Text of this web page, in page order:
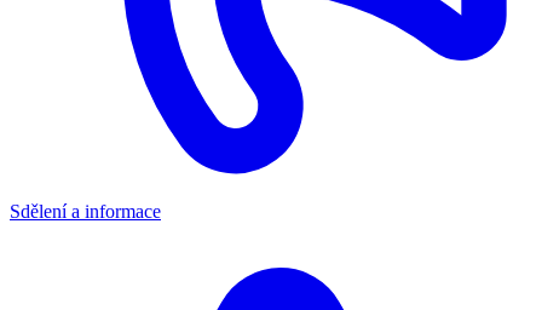
Sdělení a informace